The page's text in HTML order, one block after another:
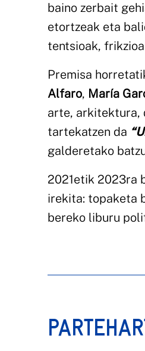
baino zerbait
etortzeak eta
tentsioak,
Premisa
Alfaro, María
arte, arkitektura,
tartekatzen da
galderetako
2021etik 2023ra
irekita: topaketa
bereko liburu